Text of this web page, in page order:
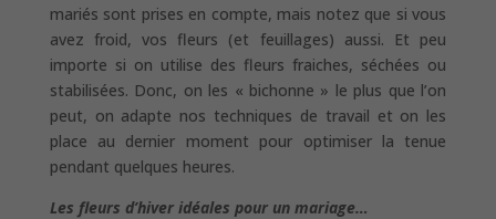
mariés sont prises en compte, mais notez que si vous
avez froid, vos fleurs (et feuillages) aussi. Et peu
importe si on utilise des fleurs fraiches, séchées ou
stabilisées. Donc, on les « bichonne » le plus que l’on
peut, on adapte nos techniques de travail et on les
place au dernier moment pour optimiser la tenue
pendant quelques heures.
Les fleurs d’hiver idéales pour un mariage…